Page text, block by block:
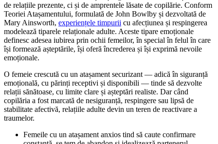
de relațiile prezente, ci și de amprentele lăsate de copilărie. Conform
Teoriei Atașamentului, formulată de John Bowlby și dezvoltată de
Mary Ainsworth, experiențele timpurii cu afecțiunea și respingerea
modelează tiparele relaționale adulte. Aceste tipare emoționale
definesc adesea iubirea prin ochii femeilor, în special în felul în care
își formează așteptările, își oferă încrederea și își exprimă nevoile
emoționale.
O femeie crescută cu un atașament securizant — adică în siguranță
emoțională, cu părinți receptivi și disponibili — tinde să dezvolte
relații sănătoase, cu limite clare și așteptări realiste. Dar când
copilăria a fost marcată de nesiguranță, respingere sau lipsă de
stabilitate afectivă, relațiile adulte devin un teren de reactivare a
traumelor.
Femeile cu un atașament anxios tind să caute confirmare